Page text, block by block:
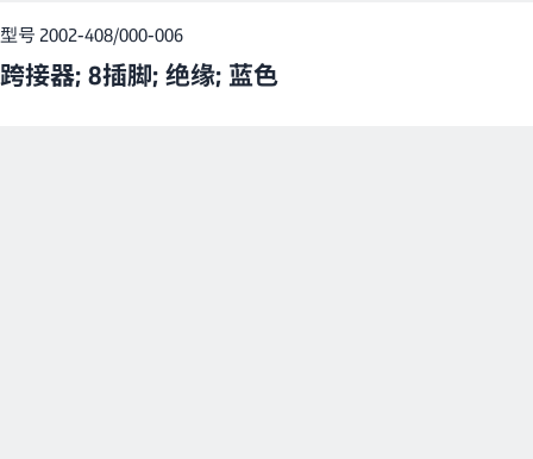
型号 2002-408/000-006
跨接器; 8插脚; 绝缘; 蓝色